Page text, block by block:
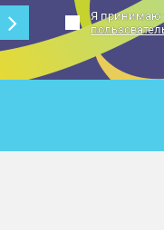
Я принимаю